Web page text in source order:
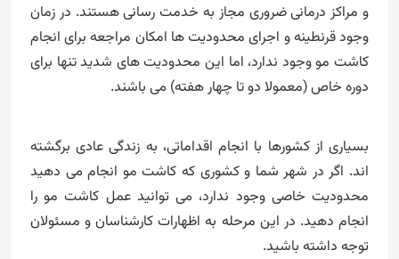
و مراکز درمانی ضروری مجاز به خدمت رسانی هستند. در زمان
وجود قرنطینه و اجرای محدودیت ها امکان مراجعه برای انجام
کاشت مو وجود ندارد، اما این محدودیت های شدید تنها برای
دوره خاص (معمولا دو تا چهار هفته) می باشند.
بسیاری از کشورها با انجام اقداماتی، به زندگی عادی برگشته
اند. اگر در شهر شما و کشوری که کاشت مو انجام می دهید
محدودیت خاصی وجود ندارد، می توانید عمل کاشت مو را
انجام دهید. در این مرحله به اظهارات کارشناسان و مسئولان
توجه داشته باشید.